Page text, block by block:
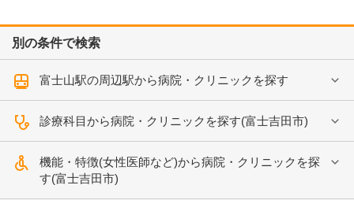
別の条件で検索
富士山駅の周辺駅から病院・クリニックを探す
診療科目から病院・クリニックを探す(富士吉田市)
機能・特徴(女性医師など)から病院・クリニックを探
す(富士吉田市)